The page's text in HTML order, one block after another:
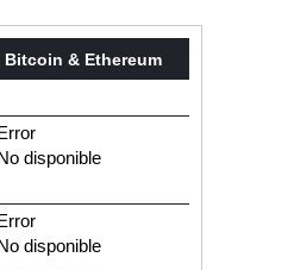
& Ethereum
disponible
disponible